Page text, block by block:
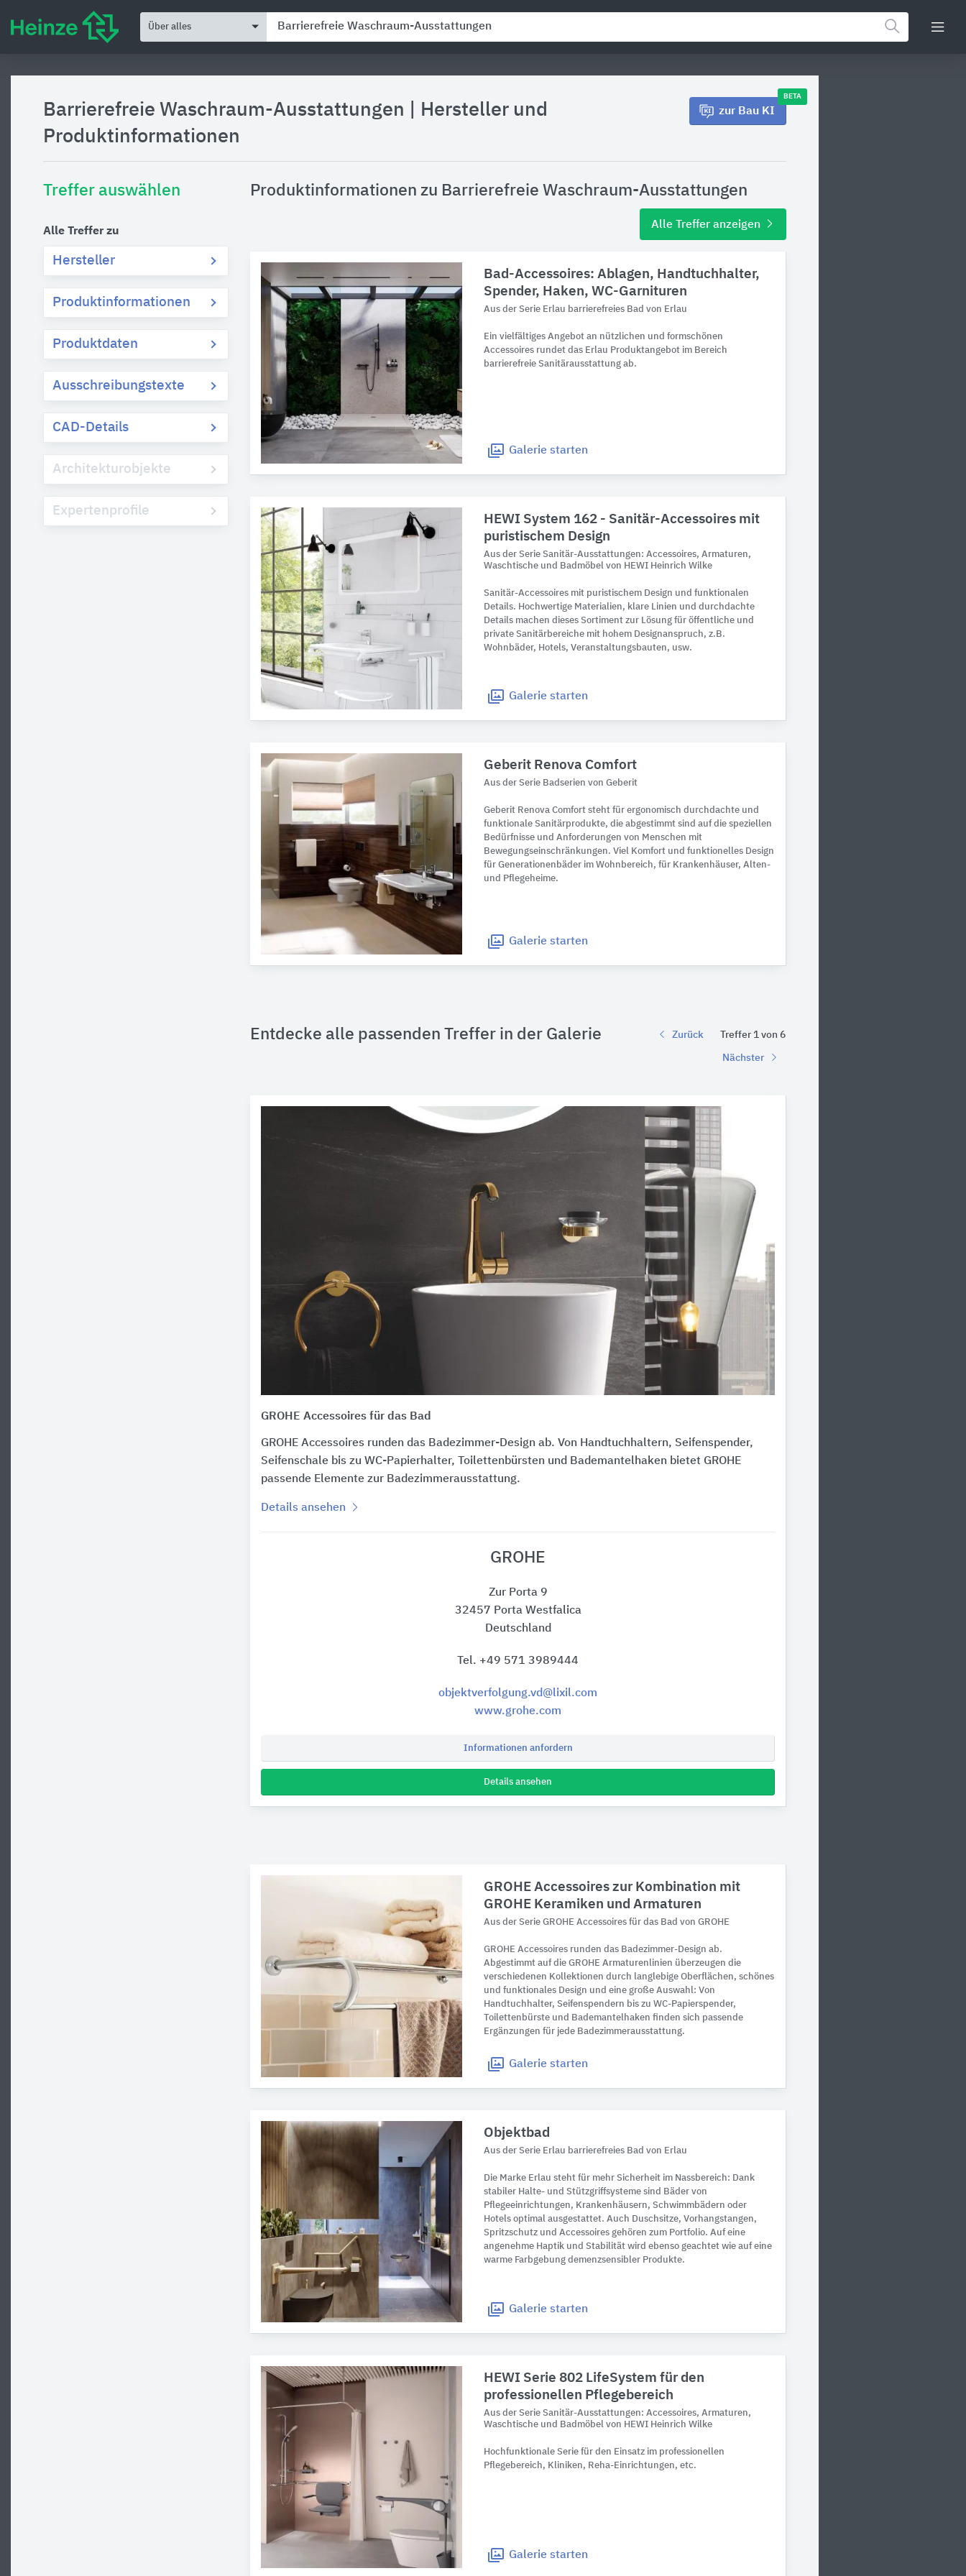
Über alles
Barrierefreie Waschraum-Ausstattungen
Hersteller und
Produktinformationen
zur Bau KI
BETA
Treffer auswählen
Alle Treffer zu
Hersteller
Produktinformationen
Produktdaten
Ausschreibungstexte
CAD-Details
Architekturobjekte
Expertenprofile
Produktinformationen zu Barrierefreie Waschraum-Ausstattungen
Alle Treffer anzeigen
Bad-Accessoires: Ablagen, Handtuchhalter,
Spender, Haken, WC-Garnituren
Aus der Serie Erlau barrierefreies Bad von Erlau
Ein vielfältiges Angebot an nützlichen und formschönen
Accessoires rundet das Erlau Produktangebot im Bereich
barrierefreie Sanitärausstattung ab.
Galerie starten
HEWI System 162 - Sanitär-Accessoires mit
puristischem Design
Aus der Serie Sanitär-Ausstattungen: Accessoires, Armaturen,
Waschtische und Badmöbel von HEWI Heinrich Wilke
Sanitär-Accessoires mit puristischem Design und funktionalen
Details. Hochwertige Materialien, klare Linien und durchdachte
Details machen dieses Sortiment zur Lösung für öffentliche und
private Sanitärbereiche mit hohem Designanspruch, z.B.
Wohnbäder, Hotels, Veranstaltungsbauten, usw.
Galerie starten
Geberit Renova Comfort
Aus der Serie Badserien von Geberit
Geberit Renova Comfort steht für ergonomisch durchdachte und
funktionale Sanitärprodukte, die abgestimmt sind auf die speziellen
Bedürfnisse und Anforderungen von Menschen mit
Bewegungseinschränkungen. Viel Komfort und funktionelles Design
für Generationenbäder im Wohnbereich, für Krankenhäuser, Alten-
und Pflegeheime.
Galerie starten
Entdecke alle passenden Treffer in der Galerie Zurück Treffer 1 von 6
Nächster
GROHE Accessoires für das Bad
GROHE Accessoires runden das Badezimmer-Design ab. Von Handtuchhaltern, Seifenspender,
Seifenschale bis zu WC-Papierhalter, Toilettenbürsten und Bademantelhaken bietet GROHE
passende Elemente zur Badezimmerausstattung.
Details ansehen
GROHE
Zur Porta 9
32457 Porta Westfalica
Deutschland
Tel. +49 571 3989444
objektverfolgung.vd@lixil.com
www.grohe.com
Informationen anfordern
Details ansehen
GROHE Accessoires zur Kombination mit
GROHE Keramiken und Armaturen
Aus der Serie GROHE Accessoires für das Bad von GROHE
GROHE Accessoires runden das Badezimmer-Design ab.
Abgestimmt auf die GROHE Armaturenlinien überzeugen die
verschiedenen Kollektionen durch langlebige Oberflächen, schönes
und funktionales Design und eine große Auswahl: Von
Handtuchhalter, Seifenspendern bis zu WC-Papierspender,
Toilettenbürste und Bademantelhaken finden sich passende
Ergänzungen für jede Badezimmerausstattung.
Galerie starten
Objektbad
Aus der Serie Erlau barrierefreies Bad von Erlau
Die Marke Erlau steht für mehr Sicherheit im Nassbereich: Dank
stabiler Halte- und Stützgriffsysteme sind Bäder von
Pflegeeinrichtungen, Krankenhäusern, Schwimmbädern oder
Hotels optimal ausgestattet. Auch Duschsitze, Vorhangstangen,
Spritzschutz und Accessoires gehören zum Portfolio. Auf eine
angenehme Haptik und Stabilität wird ebenso geachtet wie auf eine
warme Farbgebung demenzsensibler Produkte.
Galerie starten
HEWI Serie 802 LifeSystem für den ​
professionellen Pflegebereich
Aus der Serie Sanitär-Ausstattungen: Accessoires, Armaturen,
Waschtische und Badmöbel von HEWI Heinrich Wilke
Hochfunktionale Serie für den Einsatz im professionellen
Pflegebereich, Kliniken, Reha-Einrichtungen, etc.
Galerie starten